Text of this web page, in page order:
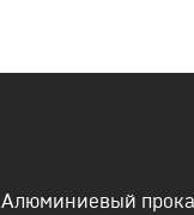
Алюминиевый